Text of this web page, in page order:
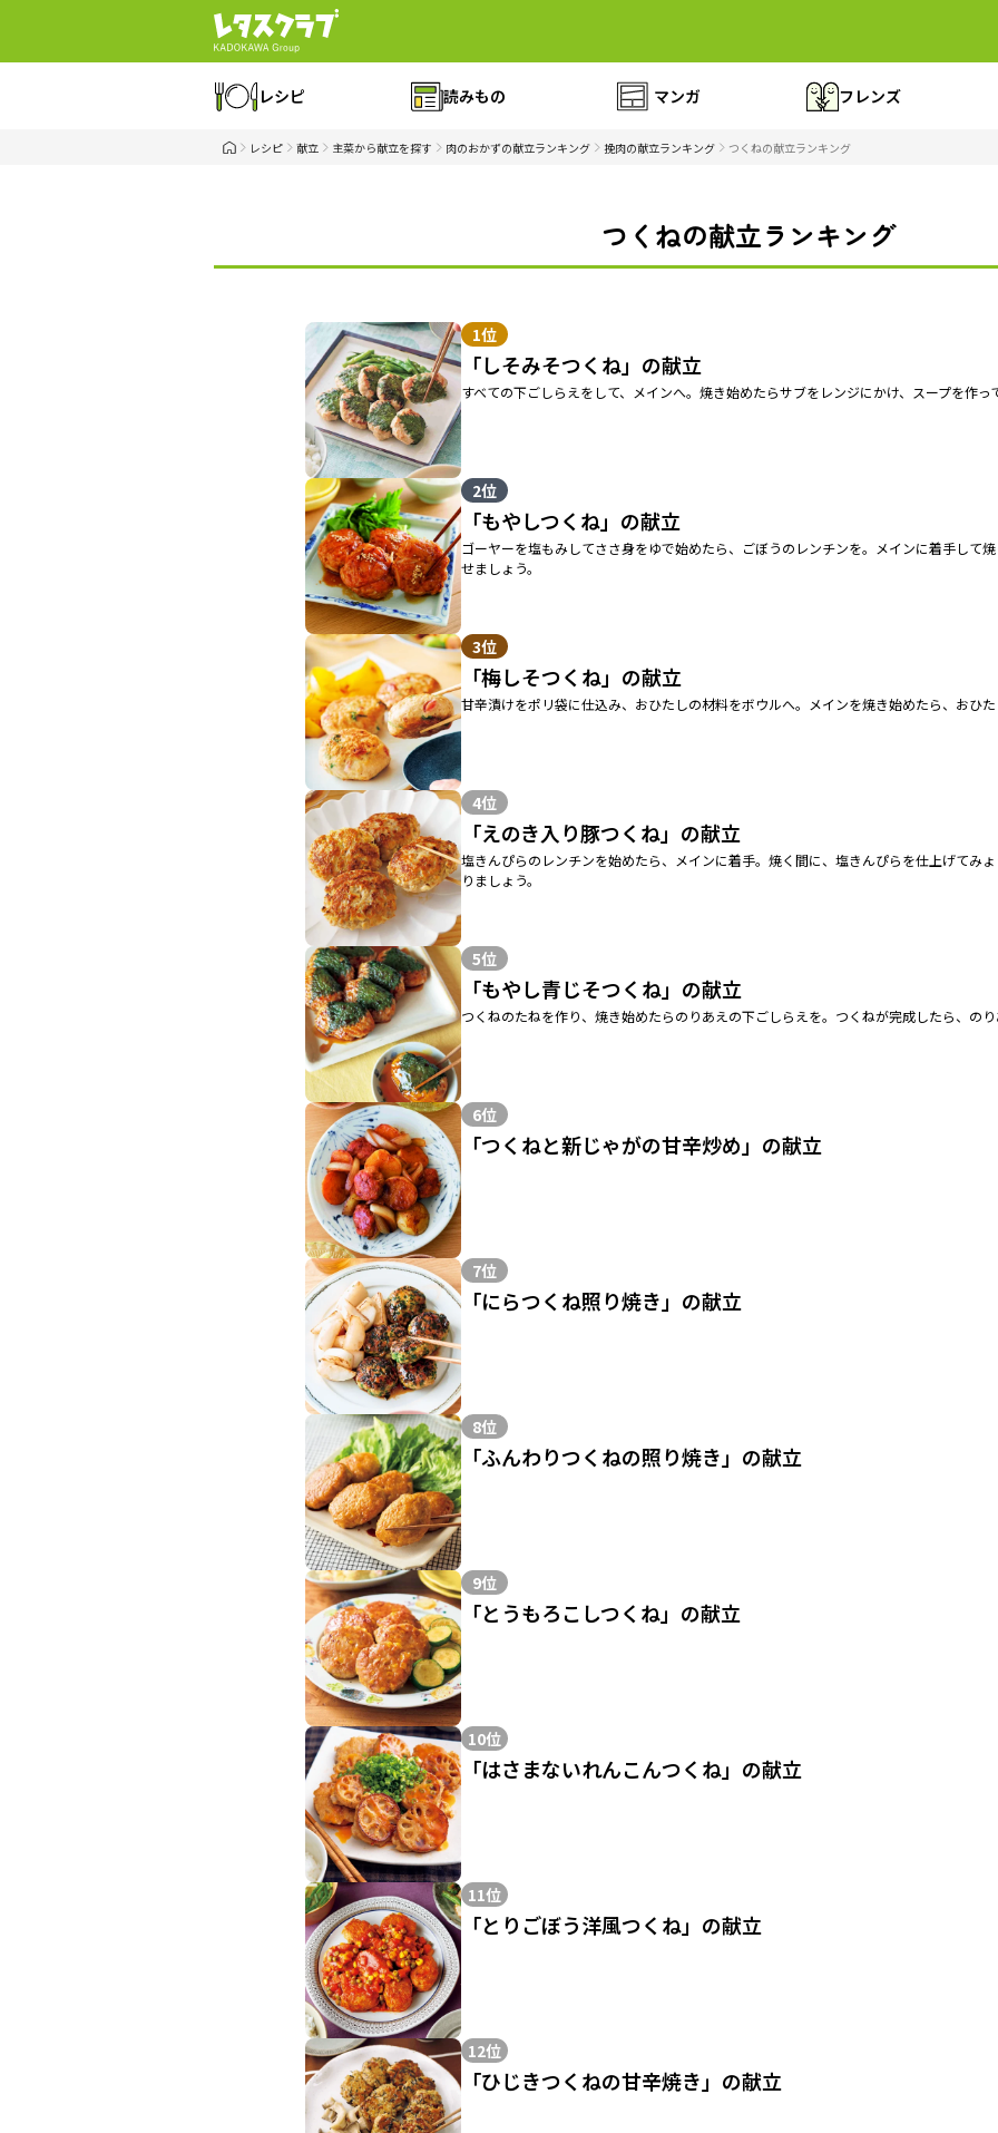
レシピ 読みもの マンガ フレンズ
レシピ 献立 主菜から献立を探す 肉のおかずの献立ランキング 挽肉の献立ランキング つくねの献立ランキング
つくねの献立ランキング
1位
「しそみそつくね」の献立
すべての下ごしらえをして、メインへ。焼き始めたらサブをレンジにかけ、スープを作っ
2位
「もやしつくね」の献立
ゴーヤーを塩もみしてささ身をゆで始めたら、ごぼうのレンチンを。メインに着手して
せましょう。
3位
「梅しそつくね」の献立
甘辛漬けをポリ袋に仕込み、おひたしの材料をボウルへ。メインを焼き始めたら、おひた
4位
「えのき入り豚つくね」の献立
塩きんぴらのレンチンを始めたら、メインに着手。焼く間に、塩きんぴらを仕上げてみ
りましょう。
5位
「もやし青じそつくね」の献立
つくねのたねを作り、焼き始めたらのりあえの下ごしらえを。つくねが完成したら、のり
6位
「つくねと新じゃがの甘辛炒め」の献立
7位
「にらつくね照り焼き」の献立
8位
「ふんわりつくねの照り焼き」の献立
9位
「とうもろこしつくね」の献立
10位
「はさまないれんこんつくね」の献立
11位
「とりごぼう洋風つくね」の献立
12位
「ひじきつくねの甘辛焼き」の献立